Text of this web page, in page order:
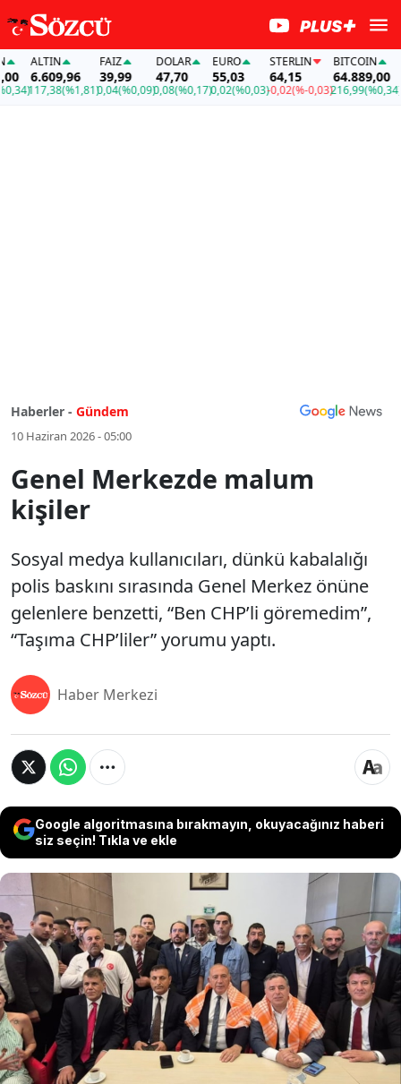
ALTIN
6.609,96
117,38(%1,81)
FAİZ
39,99
0,04(%0,09)
DOLAR
47,70
0,08(%0,17)
EURO
55,03
0,02(%0,03)
STERLIN
64,15
-0,02(%-0,03)
BITCOIN
64.889,00
216,99(%0,34)
Haberler - Gündem
10 Haziran 2026 - 05:00
Genel Merkezde malum
kişiler
Sosyal medya kullanıcıları, dünkü kabalalığı
polis baskını sırasında Genel Merkez önüne
gelenlere benzetti, “Ben CHP’li göremedim”,
“Taşıma CHP’liler” yorumu yaptı.
Haber Merkezi
Google algoritmasına bırakmayın, okuyacağınız haberi
siz seçin! Tıkla ve ekle
Sosyal medya kullanıcıları, dünkü kabalalığı
polis baskını sırasında Genel Merkez önüne
gelenlere benzetti, “Ben CHP’li
göremedim”, “Taşıma CHP’liler” yorumu
yaptı.